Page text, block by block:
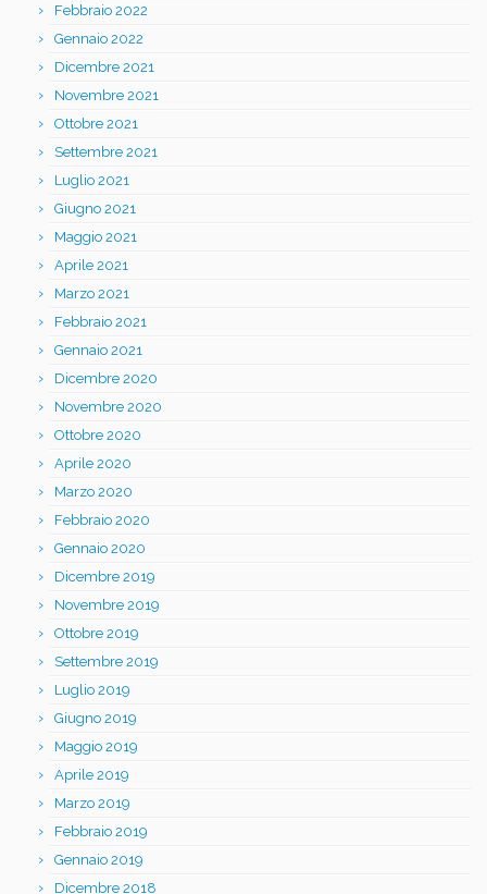
Febbraio 2022
Gennaio 2022
Dicembre 2021
Novembre 2021
Ottobre 2021
Settembre 2021
Luglio 2021
Giugno 2021
Maggio 2021
Aprile 2021
Marzo 2021
Febbraio 2021
Gennaio 2021
Dicembre 2020
Novembre 2020
Ottobre 2020
Aprile 2020
Marzo 2020
Febbraio 2020
Gennaio 2020
Dicembre 2019
Novembre 2019
Ottobre 2019
Settembre 2019
Luglio 2019
Giugno 2019
Maggio 2019
Aprile 2019
Marzo 2019
Febbraio 2019
Gennaio 2019
Dicembre 2018